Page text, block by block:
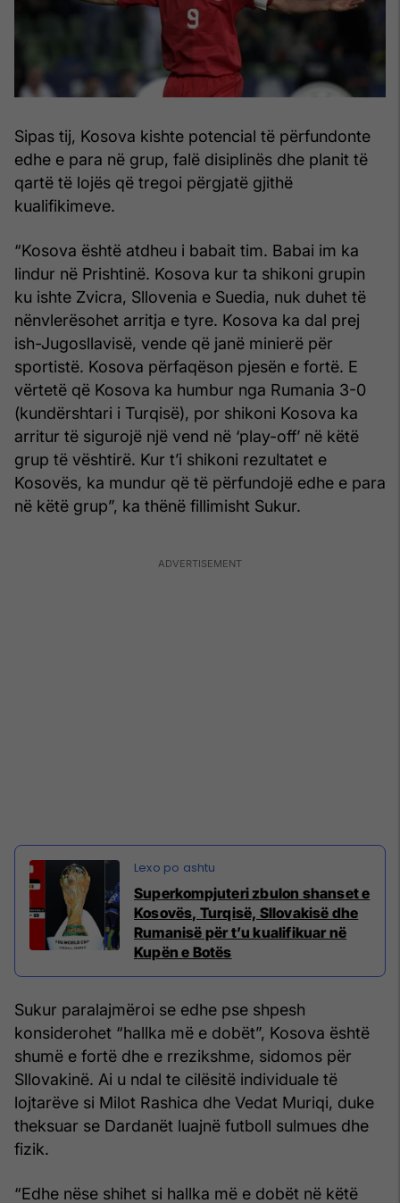
Sipas tij, Kosova kishte potencial të përfundonte
edhe e para në grup, falë disiplinës dhe planit të
qartë të lojës që tregoi përgjatë gjithë
kualifikimeve.
“Kosova është atdheu i babait tim. Babai im ka
lindur në Prishtinë. Kosova kur ta shikoni grupin
ku ishte Zvicra, Sllovenia e Suedia, nuk duhet të
nënvlerësohet arritja e tyre. Kosova ka dal prej
ish-Jugosllavisë, vende që janë minierë për
sportistë. Kosova përfaqëson pjesën e fortë. E
vërtetë që Kosova ka humbur nga Rumania 3-0
(kundërshtari i Turqisë), por shikoni Kosova ka
arritur të sigurojë një vend në ‘play-off’ në këtë
grup të vështirë. Kur t’i shikoni rezultatet e
Kosovës, ka mundur që të përfundojë edhe e para
në këtë grup”, ka thënë fillimisht Sukur.
Superkompjuteri zbulon shanset e
Kosovës, Turqisë, Sllovakisë dhe
Rumanisë për t’u kualifikuar në
Kupën e Botës
Sukur paralajmëroi se edhe pse shpesh
konsiderohet “hallka më e dobët”, Kosova është
shumë e fortë dhe e rrezikshme, sidomos për
Sllovakinë. Ai u ndal te cilësitë individuale të
lojtarëve si Milot Rashica dhe Vedat Muriqi, duke
theksuar se Dardanët luajnë futboll sulmues dhe
fizik.
“Edhe nëse shihet si hallka më e dobët në këtë